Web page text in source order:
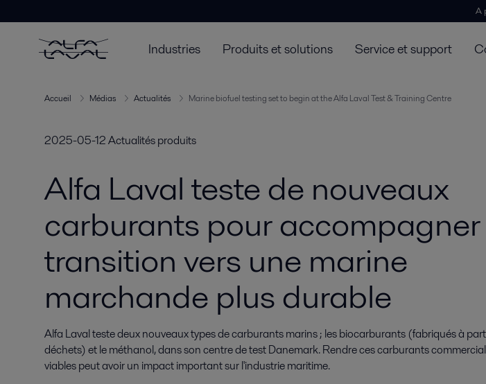
A
Industries Produits et solutions Service et support
Accueil Médias Actualités Marine biofuel testing set to begin at the Alfa Laval Test & Training Centre
2025-05-12Actualités produits
Alfa Laval teste de nouveaux
carburants pour
transition vers une marine
marchande plus durable
Alfa Laval teste deux nouveaux types de carburants marins ; les biocarburants (fabriqués à
déchets) et le méthanol, dans son centre de test Danemark. Rendre ces carburants
viables peut avoir un impact important sur l'industrie maritime.